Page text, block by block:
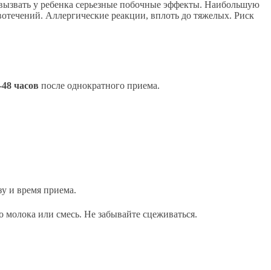
у ребенка серьезные побочные эффекты. Наибольшую
Аллергические реакции, вплоть до тяжелых. Риск
часов после однократного приема.
и время приема.
или смесь. Не забывайте сцеживаться.